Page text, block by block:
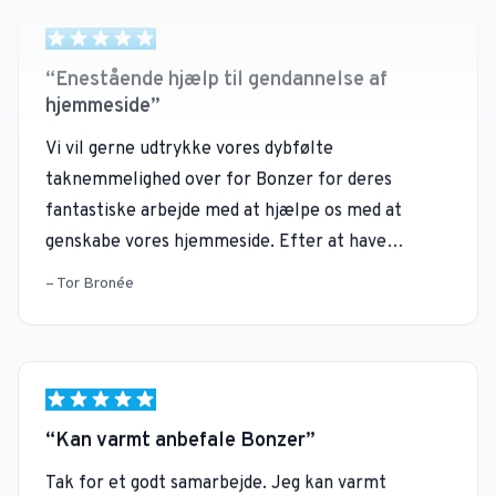
Vi vil gerne udtrykke vores dybfølte
taknemmelighed over for Bonzer for deres
genskabe vores hjemmeside. Efter at have
oplevet tekniske problemer med vores
hjemmeside var Bonzer vores redningsmænd.Vi
har hurtigt imponeret af deres professionelle
tilgang og hurtige reaktion på vores situation, som
tilbage online. Derudover leverede Bonzer
enestående kundeservice. De forblev
Tor Bronée
Tak for et godt samarbejde. Jeg kan varmt
anbefale Bonzer til andre, der vil booste deres
overordnet set super tilfredse med det hele. Det